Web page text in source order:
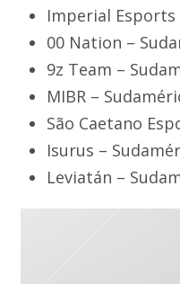
Imperial Esports
00 Nation –
9z Team –
MIBR –
São Caetano
Isurus –
Leviatán –